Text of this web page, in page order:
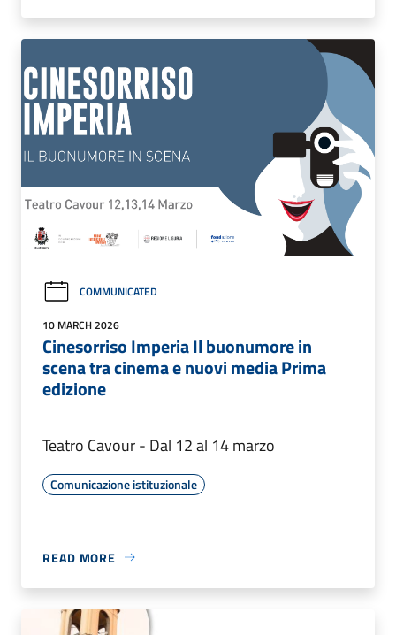
COMMUNICATED
10 MARCH 2026
Cinesorriso Imperia Il buonumore in
scena tra cinema e nuovi media Prima
edizione
Teatro Cavour - Dal 12 al 14 marzo
Comunicazione istituzionale
READ MORE